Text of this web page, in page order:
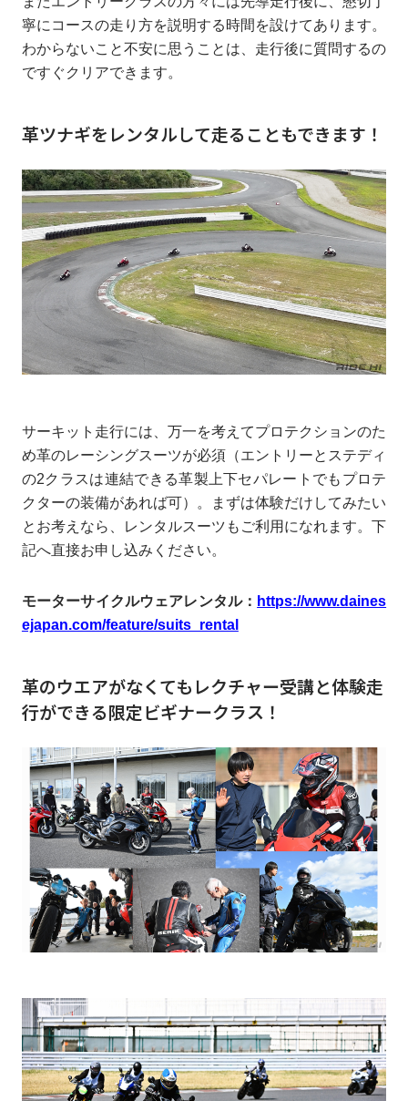
寧にコースの走り方を説明する時間を設けてあります。
わからないこと不安に思うことは、走行後に質問するの
ですぐクリアできます。
革ツナギをレンタルして走ることもできます！
サーキット走行には、万一を考えてプロテクションのた
め革のレーシングスーツが必須（エントリーとステディ
の2クラスは連結できる革製上下セパレートでもプロテ
クターの装備があれば可）。まずは体験だけしてみたい
とお考えなら、レンタルスーツもご利用になれます。下
記へ直接お申し込みください。
モーターサイクルウェアレンタル： https://www.daines
ejapan.com/feature/suits_rental
革のウエアがなくてもレクチャー受講と体験走
行ができる限定ビギナークラス！